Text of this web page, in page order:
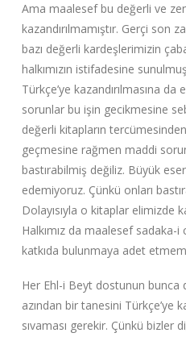
Ama maalesef bu değerli ve
kazandırılmamıştır. Gerçi son
bazı değerli kardeşlerimizin
halkımızın istifadesine
Türkçe’ye kazandırılmasına da
sorunlar bu işin gecikmesine
değerli kitapların
geçmesine rağmen maddi
bastırabilmiş değiliz. Büyük
edemiyoruz. Çünkü onları
Dolayısıyla o kitaplar elimizde
Halkımız da maalesef
katkıda bulunmaya adet
Her Ehl-i Beyt dostunun bunca
azından bir tanesini Türkçe’ye
sıvaması gerekir. Çünkü bizler